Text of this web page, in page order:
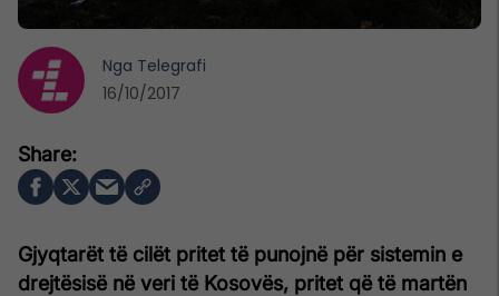
Gjyqtarët të cilët pritet të punojnë për sistemin e
drejtësisë në veri të Kosovës, pritet që të martën
Nga Telegrafi
16/10/2017